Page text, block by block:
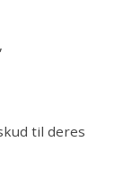
til deres